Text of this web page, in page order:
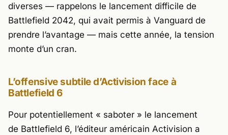
diverses — rappelons le lancement difficile de
Battlefield 2042, qui avait permis à Vanguard de
prendre l’avantage — mais cette année, la tension
monte d’un cran.
L’offensive subtile d’Activision face à
Battlefield 6
Pour potentiellement « saboter » le lancement
de Battlefield 6, l’éditeur américain Activision a